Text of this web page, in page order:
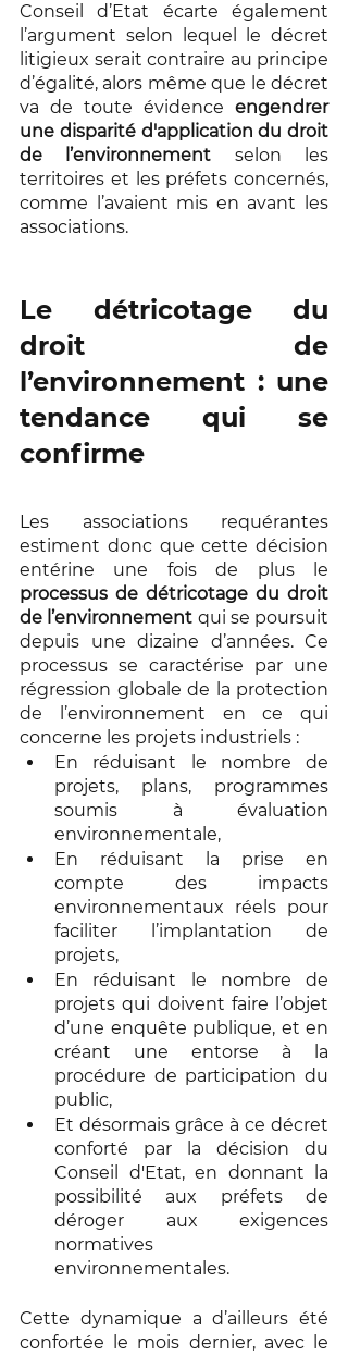
Conseil d’Etat écarte également
l’argument selon lequel le décret
litigieux serait contraire au principe
d’égalité, alors même que le décret
va de toute évidence engendrer
une disparité d'application du droit
de l’environnement selon les
territoires et les préfets concernés,
comme l’avaient mis en avant les
associations.
Le détricotage du
droit de
l’environnement : une
tendance qui se
confirme
Les associations requérantes
estiment donc que cette décision
processus de détricotage du droit
de l’environnement qui se poursuit
depuis une dizaine d’années. Ce
processus se caractérise par une
régression globale de la protection
de l’environnement en ce qui
concerne les projets industriels :
En réduisant le nombre de
projets, plans, programmes
soumis à évaluation
environnementale,
En réduisant la prise en
compte des impacts
environnementaux réels pour
faciliter l’implantation de
projets,
En réduisant le nombre de
projets qui doivent faire l’objet
d’une enquête publique, et en
créant une entorse à la
procédure de participation du
public,
Et désormais grâce à ce décret
conforté par la décision du
Conseil d'Etat, en donnant la
possibilité aux préfets de
déroger aux exigences
normatives
environnementales.
Cette dynamique a d’ailleurs été
confortée le mois dernier, avec le